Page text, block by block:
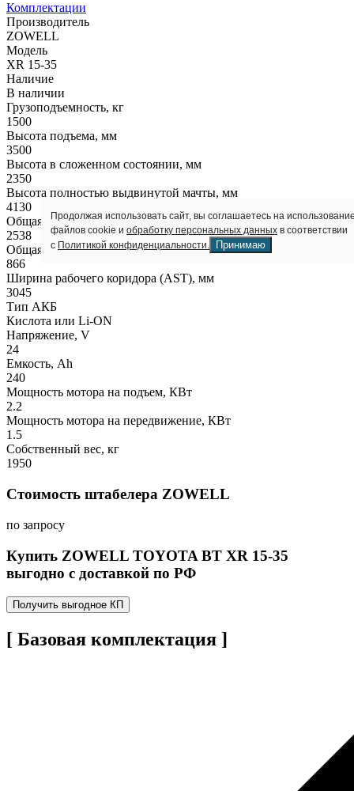
Комплектации
Производитель
ZOWELL
Модель
XR 15-35
Наличие
В наличии
Грузоподъемность, кг
1500
Высота подъема, мм
3500
Высота в сложенном состоянии, мм
2350
Высота полностью выдвинутой мачты, мм
4130
Общая длина, мм
2538
Общая ширина, мм
866
Ширина рабочего коридора (AST), мм
3045
Тип АКБ
Кислота или Li-ON
Напряжение, V
24
Емкость, Ah
240
Мощность мотора на подъем, КВт
2.2
Мощность мотора на передвижение, КВт
1.5
Собственный вес, кг
1950
Стоимость штабелера ZOWELL
по запросу
Купить ZOWELL TOYOTA BT XR 15-35
выгодно с доставкой по РФ
Получить выгодное КП
[ Базовая комплектация ]
Продолжая использовать сайт, вы соглашаетесь на
файлов cookie и обработку персональных данных в соответствии
с Политикой конфиденциальности. Принимаю